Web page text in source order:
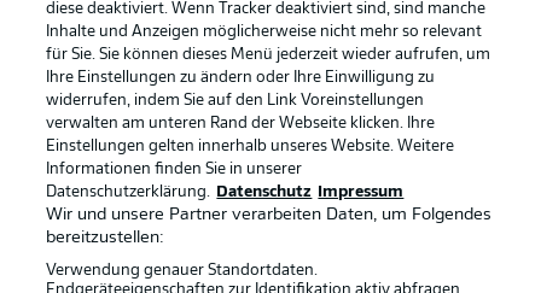
Datenschutz Nutzungsbedingungen
Kontakt Jobs
Impressum Partner
Spieler Liveticker
AGB
diese deaktiviert. Wenn Tracker deaktiviert sind, sind manche
Inhalte und Anzeigen möglicherweise nicht mehr so relevant
für Sie. Sie können dieses Menü jederzeit wieder aufrufen, um
Ihre Einstellungen zu ändern oder Ihre Einwilligung zu
widerrufen, indem Sie auf den Link Voreinstellungen
verwalten am unteren Rand der Webseite klicken. Ihre
Einstellungen gelten innerhalb unseres Website. Weitere
Informationen finden Sie in unserer
Datenschutzerklärung.
Datenschutz Impressum
Wir und unsere Partner verarbeiten Daten, um Folgendes
bereitzustellen:
Verwendung genauer Standortdaten.